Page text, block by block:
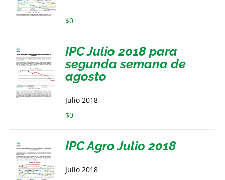
$0
IPC Julio 2018 para
segunda semana de
agosto
Julio 2018
$0
IPC Agro Julio 2018
Julio 2018